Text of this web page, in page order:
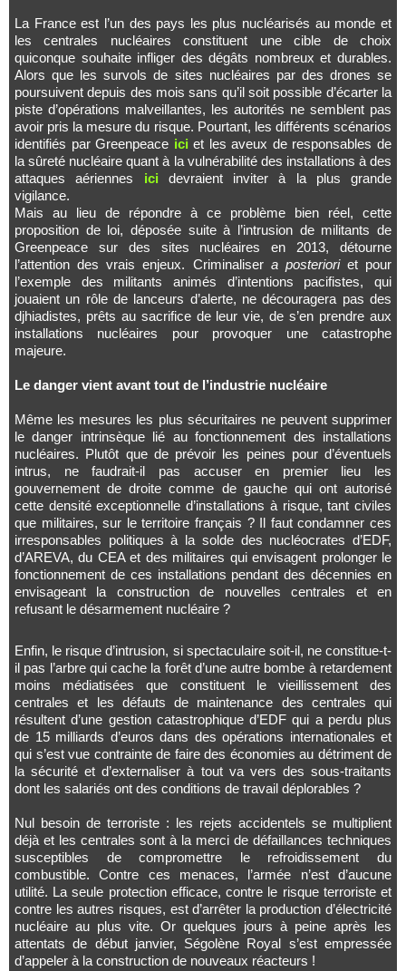
La France est l’un des pays les plus nucléarisés au monde et
les centrales nucléaires constituent une cible de choix
quiconque souhaite infliger des dégâts nombreux et durables.
Alors que les survols de sites nucléaires par des drones se
poursuivent depuis des mois sans qu’il soit possible d’écarter la
piste d’opérations malveillantes, les autorités ne semblent pas
avoir pris la mesure du risque. Pourtant, les différents scénarios
identifiés par Greenpeace iciet les aveux de responsables de
la sûreté nucléaire quant à la vulnérabilité des installations à des
attaques aériennes ici devraient inviter à la plus grande
vigilance.
Mais au lieu de répondre à ce problème bien réel, cette
proposition de loi, déposée suite à l’intrusion de militants de
Greenpeace sur des sites nucléaires en 2013, détourne
l’attention des vrais enjeux. Criminaliser a posterioriet pour
l’exemple des militants animés d’intentions pacifistes, qui
jouaient un rôle de lanceurs d’alerte, ne découragera pas des
djhiadistes, prêts au sacrifice de leur vie, de s’en prendre aux
installations nucléaires pour provoquer une catastrophe
majeure.
Le danger vient avant tout de l’industrie nucléaire
Même les mesures les plus sécuritaires ne peuvent supprimer
le danger intrinsèque lié au fonctionnement des installations
nucléaires. Plutôt que de prévoir les peines pour d’éventuels
intrus, ne faudrait-il pas accuser en premier lieu les
gouvernement de droite comme de gauche qui ont autorisé
cette densité exceptionnelle d’installations à risque, tant civiles
que militaires, sur le territoire français ? Il faut condamner ces
irresponsables politiques à la solde des nucléocrates d’EDF,
d’AREVA, du CEA et des militaires qui envisagent prolonger le
fonctionnement de ces installations pendant des décennies en
envisageant la construction de nouvelles centrales et en
refusant le désarmement nucléaire ?
Enfin, le risque d’intrusion, si spectaculaire soit-il, ne constitue-t-
il pas l’arbre qui cache la forêt d’une autre bombe à retardement
moins médiatisées que constituent le vieillissement des
centrales et les défauts de maintenance des centrales qui
résultent d’une gestion catastrophique d’EDF qui a perdu plus
de 15 milliards d’euros dans des opérations internationales et
qui s’est vue contrainte de faire des économies au détriment de
la sécurité et d’externaliser à tout va vers des sous-traitants
dont les salariés ont des conditions de travail déplorables ?
Nul besoin de terroriste : les rejets accidentels se multiplient
déjà et les centrales sont à la merci de défaillances techniques
susceptibles de compromettre le refroidissement du
combustible. Contre ces menaces, l’armée n’est d’aucune
utilité. La seule protection efficace, contre le risque terroriste et
contre les autres risques, est d’arrêter la production d’électricité
nucléaire au plus vite. Or quelques jours à peine après les
attentats de début janvier, Ségolène Royal s’est empressée
d’appeler à la construction de nouveaux réacteurs !